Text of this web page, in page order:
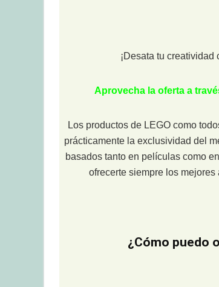
¡Desata tu
Aprovecha la oferta a
Los productos de LEGO como
prácticamente la exclusividad del
basados tanto en películas como
ofrecerte siempre los
¿Cómo puedo